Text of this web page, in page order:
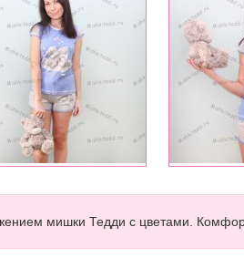
мишки Тедди с цветами.